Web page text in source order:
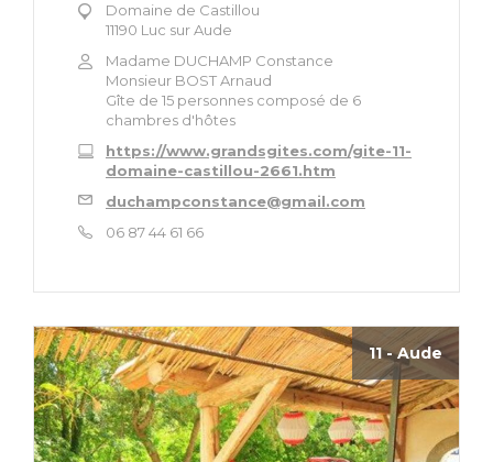
Domaine de Castillou
11190 Luc sur Aude
Madame DUCHAMP Constance
Monsieur BOST Arnaud
Gîte de 15 personnes composé de 6
chambres d'hôtes
https://www.grandsgites.com/gite-11-
domaine-castillou-2661.htm
duchampconstance@gmail.com
06 87 44 61 66
11 - Aude